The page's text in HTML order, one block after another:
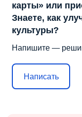
карты» или
Знаете, как
культуры?
Напишите —
Написать